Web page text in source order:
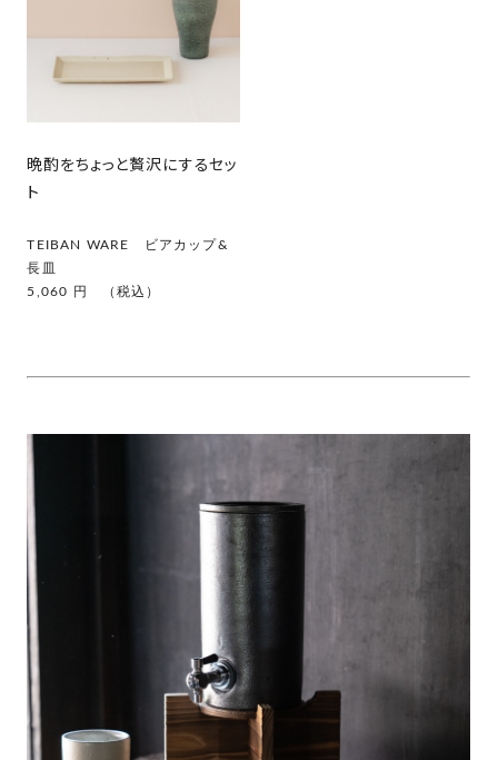
晩酌をちょっと贅沢にするセッ
ト
TEIBAN WARE ビアカップ&
長皿
5,060 円 （税込）